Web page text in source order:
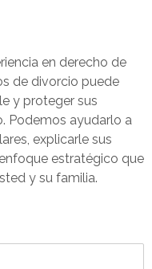
en derecho de
de divorcio puede
y proteger sus
Podemos ayudarlo a
explicarle sus
estratégico que
y su familia.